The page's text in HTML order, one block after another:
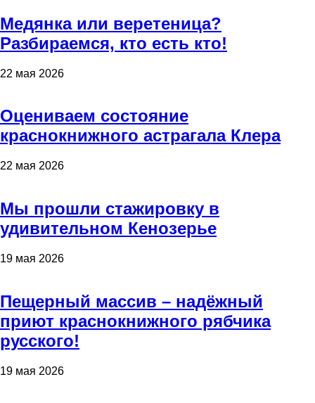
Медянка или веретеница?
Разбираемся, кто есть кто!
22 мая 2026
Оцениваем состояние
краснокнижного астрагала Клера
22 мая 2026
Мы прошли стажировку в
удивительном Кенозерье
19 мая 2026
Пещерный массив – надёжный
приют краснокнижного рябчика
русского!
19 мая 2026